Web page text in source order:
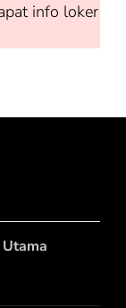
info loker